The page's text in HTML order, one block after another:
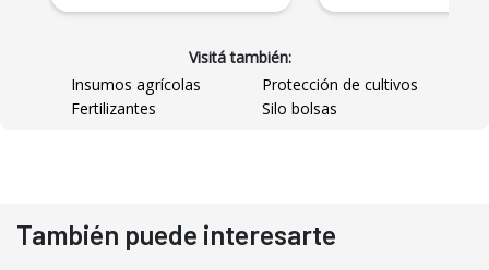
Visitá también:
Insumos agrícolas
Protección de cultivos
Fertilizantes
Silo bolsas
También puede interesarte